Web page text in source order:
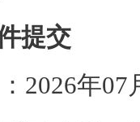
提交
2026年07